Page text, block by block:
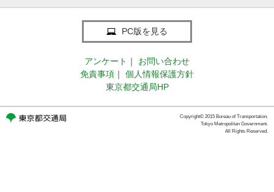
PC版を見る
アンケート ｜
お問い合わせ
免責事項 ｜
個人情報保護方針
東京都交通局HP
Copyright© 2015 Bureau of Transportation.
Tokyo Metropolitan Government.
All Rights Reserved.